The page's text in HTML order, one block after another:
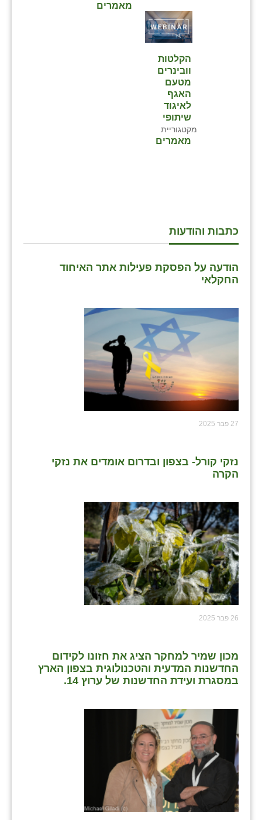
מאמרים
הקלטות
וובינרים
מטעם
האגף
לאיגוד
שיתופי
מקטגוריית
מאמרים
כתבות והודעות
הודעה על הפסקת פעילות אתר האיחוד
החקלאי
27 פבר 2025
נזקי קורל- בצפון ובדרום אומדים את נזקי
הקרה
26 פבר 2025
מכון שמיר למחקר הציג את חזונו לקידום
החדשנות המדעית והטכנולוגית בצפון הארץ
במסגרת ועידת החדשנות של ערוץ 14.